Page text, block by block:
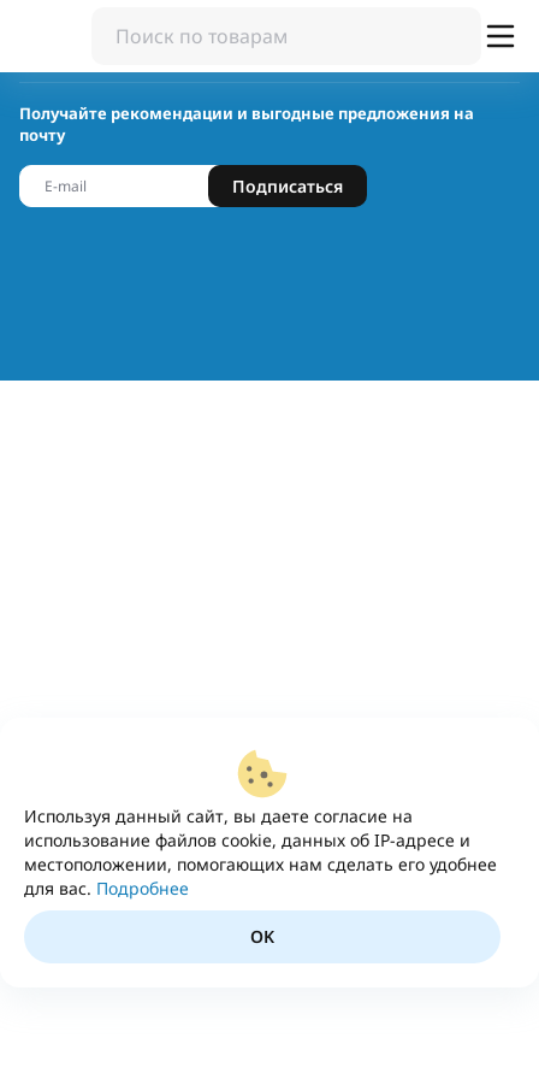
Используя данный сайт, вы даете согласие на
использование файлов cookie, данных об IP-адресе и
местоположении, помогающих нам сделать его удобнее
для вас. Подробнее
OK
Получайте рекомендации и выгодные предложения на
почту
Подписаться